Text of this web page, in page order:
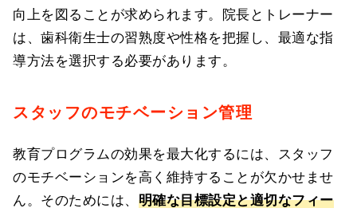
向上を図ることが求められます。院長とトレーナー
は、歯科衛生士の習熟度や性格を把握し、最適な指
導方法を選択する必要があります。
スタッフのモチベーション管理
教育プログラムの効果を最大化するには、スタッフ
のモチベーションを高く維持することが欠かせませ
ん。そのためには、 明確な目標設定と適切なフィー